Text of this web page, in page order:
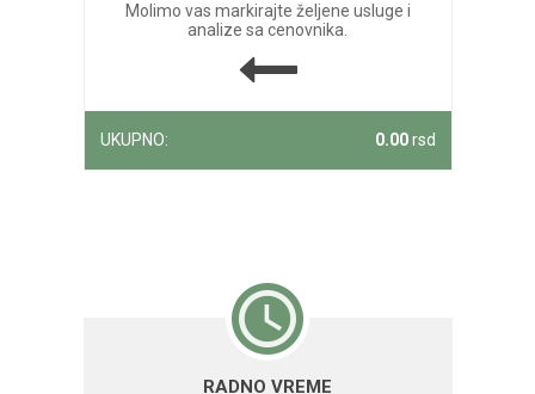
Molimo vas markirajte željene usluge i
analize sa cenovnika.
UKUPNO: 0.00rsd
RADNO VREME